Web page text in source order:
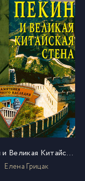
Пекин и Великая Китайская стена
Елена Грицак